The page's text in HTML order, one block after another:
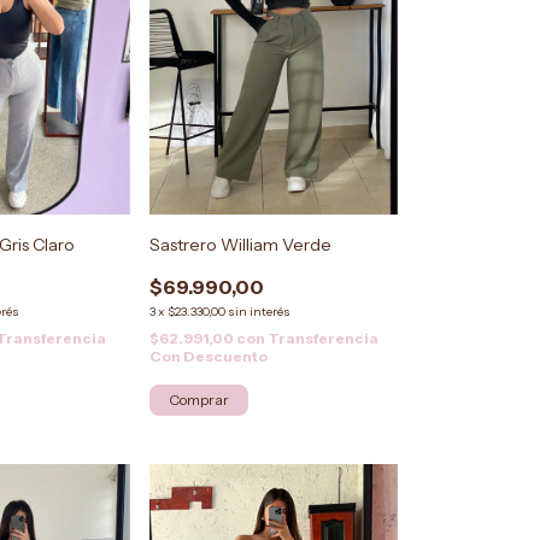
Claro Sastrero William Verde
$69.990,00
3x $23.330,00 sin interés
$62.991,00 con Transferencia
Con Descuento
Comprar